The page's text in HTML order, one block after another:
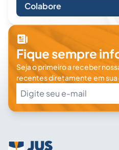
Colabore
Fique sempre
Seja o primeiro a receber
recentes diretamente em sua